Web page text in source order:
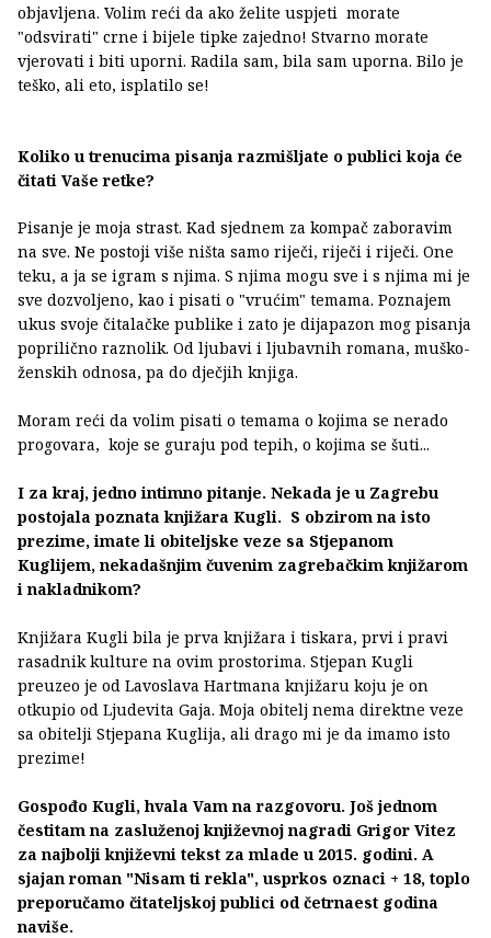
objavljena. Volim reći da ako želite uspjeti morate
"odsvirati" crne i bijele tipke zajedno! Stvarno morate
vjerovati i biti uporni. Radila sam, bila sam uporna. Bilo je
teško, ali eto, isplatilo se!
Koliko u trenucima pisanja razmišljate o publici koja će
čitati Vaše retke?
Pisanje je moja strast. Kad sjednem za kompač zaboravim
na sve. Ne postoji više ništa samo riječi, riječi i riječi. One
teku, a ja se igram s njima. S njima mogu sve i s njima mi je
sve dozvoljeno, kao i pisati o "vrućim" temama. Poznajem
ukus svoje čitalačke publike i zato je dijapazon mog pisanja
poprilično raznolik. Od ljubavi i ljubavnih romana, muško-
ženskih odnosa, pa do dječjih knjiga.
Moram reći da volim pisati o temama o kojima se nerado
progovara, koje se guraju pod tepih, o kojima se šuti...
I za kraj, jedno intimno pitanje. Nekada je u Zagrebu
postojala poznata knjižara Kugli. S obzirom na isto
prezime, imate li obiteljske veze sa Stjepanom
Kuglijem, nekadašnjim čuvenim zagrebačkim knjižarom
i nakladnikom?
Knjižara Kugli bila je prva knjižara i tiskara, prvi i pravi
rasadnik kulture na ovim prostorima. Stjepan Kugli
preuzeo je od Lavoslava Hartmana knjižaru koju je on
otkupio od Ljudevita Gaja. Moja obitelj nema direktne veze
sa obitelji Stjepana Kuglija, ali drago mi je da imamo isto
prezime!
Gospođo Kugli, hvala Vam na razgovoru. Još jednom
čestitam na zasluženoj književnoj nagradi Grigor Vitez
za najbolji književni tekst za mlade u 2015. godini. A
sjajan roman "Nisam ti rekla", usprkos oznaci + 18, toplo
preporučamo čitateljskoj publici od četrnaest godina
naviše.